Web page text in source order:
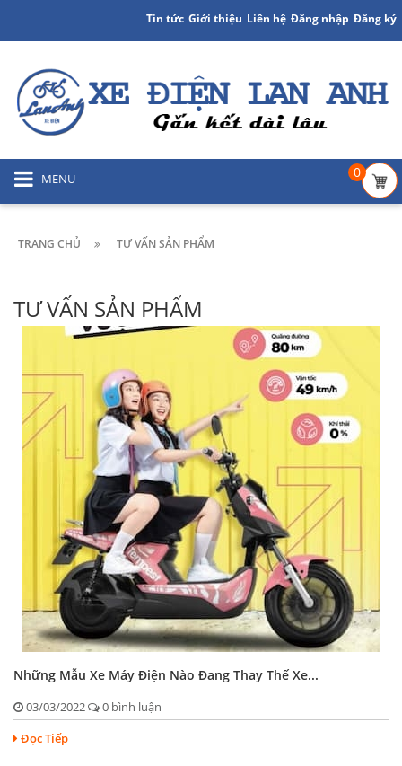
Tin tức Giới thiệu Liên hệ Đăng nhập Đăng ký
MENU 0
TRANG CHỦ TƯ VẤN SẢN PHẨM
TƯ VẤN SẢN PHẨM
Những Mẫu Xe Máy Điện Nào Đang Thay Thế Xe...
03/03/2022
0 bình luận
Đọc Tiếp